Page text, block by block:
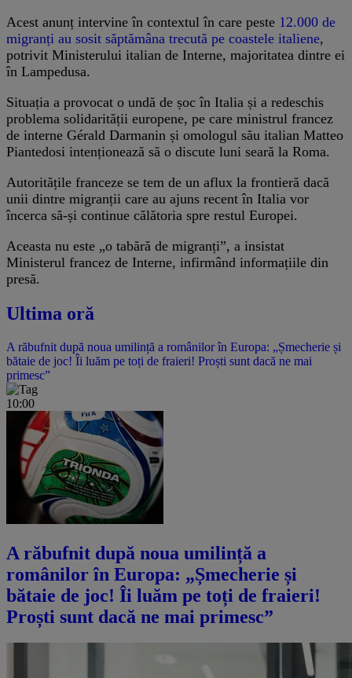
Acest anunț intervine în contextul în care peste 12.000 de
migranți au sosit săptămâna trecută pe coastele italiene,
potrivit Ministerului italian de Interne, majoritatea dintre ei
în Lampedusa.
Situația a provocat o undă de șoc în Italia și a redeschis
problema solidarității europene, pe care ministrul francez
de interne Gérald Darmanin și omologul său italian Matteo
Piantedosi intenționează să o discute luni seară la Roma.
Autoritățile franceze se tem de un aflux la frontieră dacă
unii dintre migranții care au ajuns recent în Italia vor
încerca să-și continue călătoria spre restul Europei.
Aceasta nu este „o tabără de migranți”, a insistat
Ministerul francez de Interne, infirmând informațiile din
presă.
Ultima oră
A răbufnit după noua umilință a românilor în Europa: „Șmecherie și
bătaie de joc! Îi luăm pe toți de fraieri! Proști sunt dacă ne mai
primesc”
10:00
A răbufnit după noua umilință a
românilor în Europa: „Șmecherie și
bătaie de joc! Îi luăm pe toți de fraieri!
Proști sunt dacă ne mai primesc”